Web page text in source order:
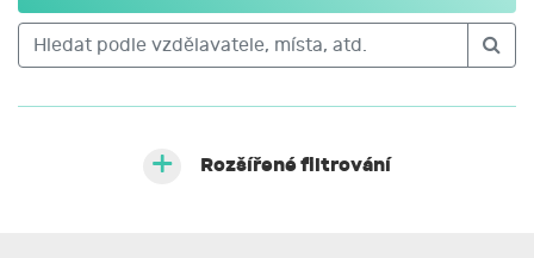
Rozšířené filtrování